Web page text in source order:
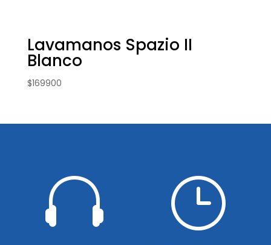
Lavamanos Spazio II
Blanco
$169900
 }